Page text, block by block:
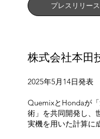
プレスリリース
株式会社本田
2025年5月14日発表
QuemixとHondaが
術」を共同開発し、
実機を用いた計算に